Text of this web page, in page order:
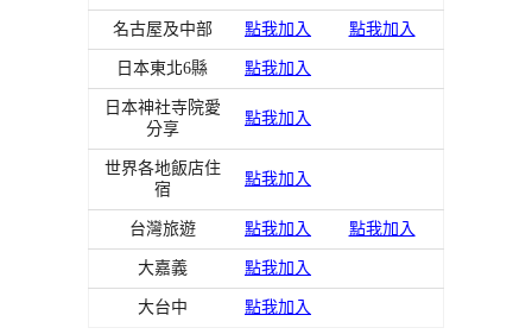
名古屋及中部 點我加入 點我加入
日本東北6縣 點我加入
日本神社寺院愛
分享
點我加入
世界各地飯店住
宿
點我加入
台灣旅遊 點我加入 點我加入
大嘉義 點我加入
大台中 點我加入